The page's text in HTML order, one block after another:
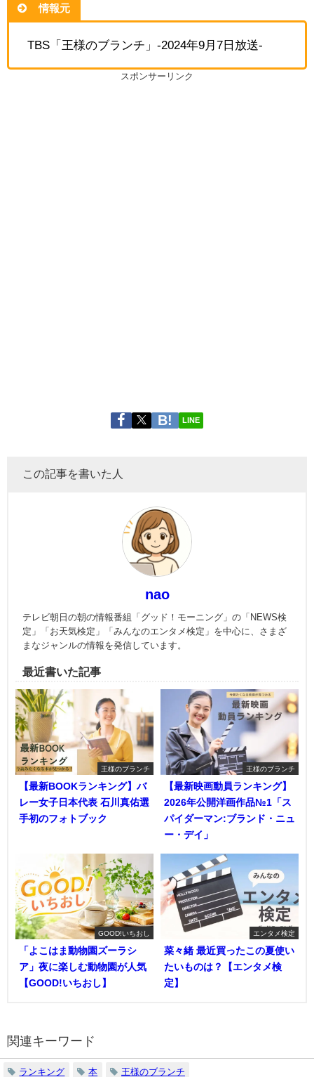
情報元
TBS「王様のブランチ」-2024年9月7日放送-
スポンサーリンク
LINE
この記事を書いた人
nao
テレビ朝日の朝の情報番組「グッド！モーニング」の「NEWS検
定」「お天気検定」「みんなのエンタメ検定」を中心に、さまざ
まなジャンルの情報を発信しています。
最近書いた記事
王様のブランチ
【最新BOOKランキング】バ
レー女子日本代表 石川真佑選
手初のフォトブック
王様のブランチ
【最新映画動員ランキング】
2026年公開洋画作品№1「ス
パイダーマン:ブランド・ニュ
ー・デイ」
GOOD!いちおし
「よこはま動物園ズーラシ
ア」夜に楽しむ動物園が人気
【GOOD!いちおし】
エンタメ検定
菜々緒 最近買ったこの夏使い
たいものは？【エンタメ検
定】
関連キーワード
ランキング 本 王様のブランチ